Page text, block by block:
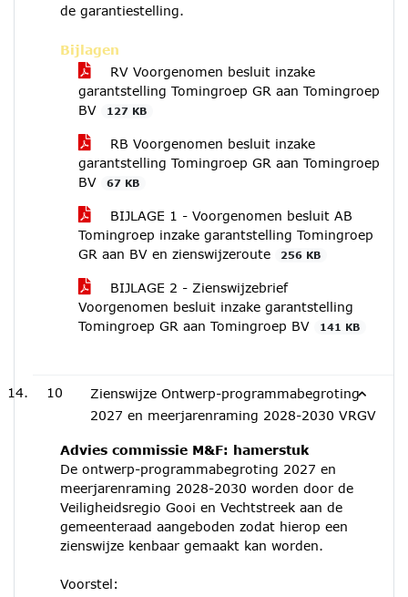
de garantiestelling.
Bijlagen
RV Voorgenomen besluit inzake
garantstelling Tomingroep GR aan Tomingroep
BV
127 KB
RB Voorgenomen besluit inzake
garantstelling Tomingroep GR aan Tomingroep
BV
67 KB
BIJLAGE 1 - Voorgenomen besluit AB
Tomingroep inzake garantstelling Tomingroep
GR aan BV en zienswijzeroute
256 KB
BIJLAGE 2 - Zienswijzebrief
Voorgenomen besluit inzake garantstelling
Tomingroep GR aan Tomingroep BV
141 KB
10
Zienswijze Ontwerp-programmabegroting
2027 en meerjarenraming 2028-2030 VRGV
Advies commissie M&F: hamerstuk
De ontwerp-programmabegroting 2027 en
meerjarenraming 2028-2030 worden door de
Veiligheidsregio Gooi en Vechtstreek aan de
gemeenteraad aangeboden zodat hierop een
zienswijze kenbaar gemaakt kan worden.
Voorstel: